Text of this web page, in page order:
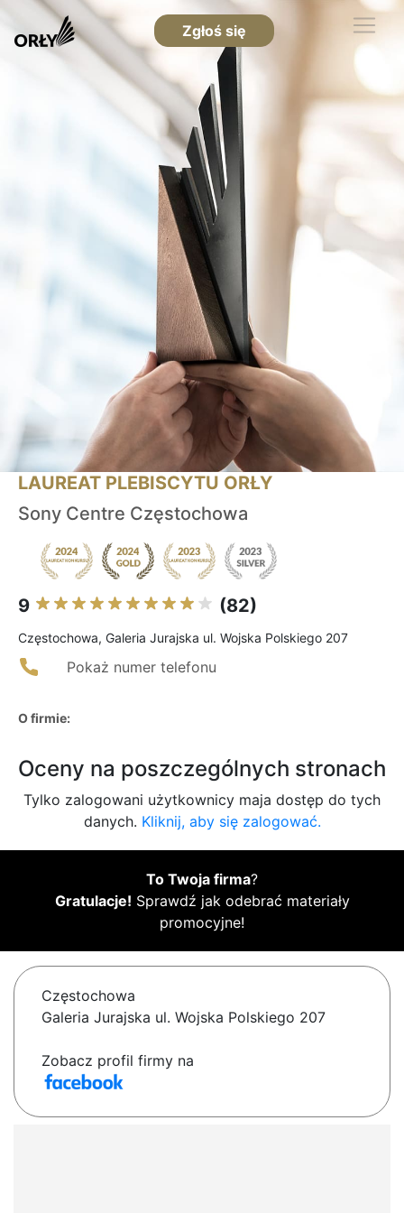
Zgłoś się
LAUREAT PLEBISCYTU ORŁY
Sony Centre Częstochowa
9 (82)
Częstochowa, Galeria Jurajska ul. Wojska Polskiego 207
Pokaż numer telefonu
O firmie:
Oceny na poszczególnych stronach
Tylko zalogowani użytkownicy maja dostęp do tych
danych. Kliknij, aby się zalogować.
To Twoja firma?
Gratulacje! Sprawdź jak odebrać materiały
promocyjne!
Częstochowa
Galeria Jurajska ul. Wojska Polskiego 207
Zobacz profil firmy na